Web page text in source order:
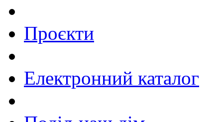
Проєкти
Електронний каталог